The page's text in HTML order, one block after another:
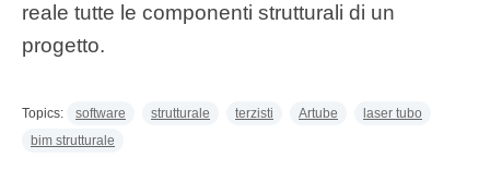
reale tutte le componenti strutturali di un
progetto.
Topics: software strutturale terzisti Artube
laser tubo
bim strutturale